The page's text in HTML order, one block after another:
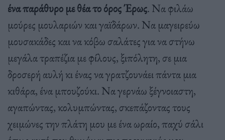
ένα παράθυρο με θέα το όρος Έρως. Να φιλάω
μούρες μουλαριών και γαϊδάρων. Να μαγειρεύω
μουσακάδες και να κόβω σαλάτες για να στήνω
μεγάλα τραπέζια με φίλους, ξιπόλητη, σε μια
δροσερή αυλή κι ένας να γρατζουνάει πάντα μια
κιθάρα, ένα μπουζούκι. Να γερνάω ξέγνοιαστη,
αγαπώντας, κολυμπώντας, σκεπάζοντας τους
χειμώνες την πλάτη μου με ένα ωραίο, παχύ σάλι